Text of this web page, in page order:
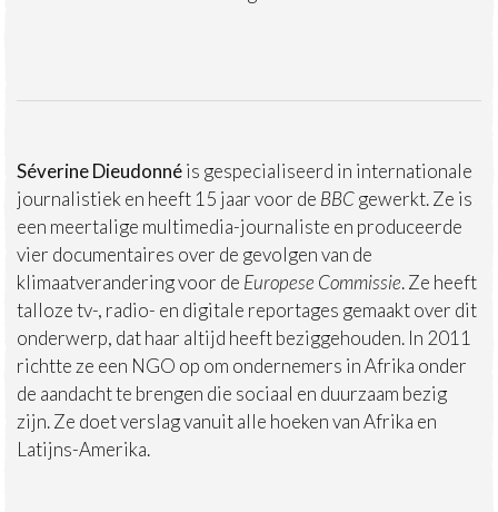
Séverine Dieudonnéis gespecialiseerd in internationale
journalistiek en heeft 15 jaar voor de BBCgewerkt. Ze is
een meertalige multimedia-journaliste en produceerde
vier documentaires over de gevolgen van de
klimaatverandering voor de Europese Commissie. Ze heeft
talloze tv-, radio- en digitale reportages gemaakt over dit
onderwerp, dat haar altijd heeft beziggehouden. In 2011
richtte ze een NGO op om ondernemers in Afrika onder
de aandacht te brengen die sociaal en duurzaam bezig
zijn. Ze doet verslag vanuit alle hoeken van Afrika en
Latijns-Amerika.